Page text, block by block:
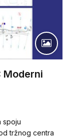
Moderni
spoju
tržnog centra